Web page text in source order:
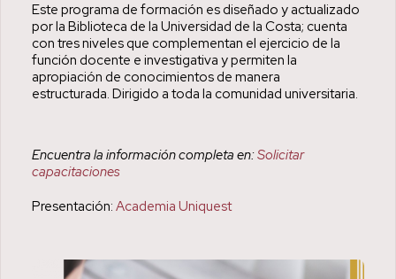
Este programa de formación es diseñado y actualizado
por la Biblioteca de la Universidad de la Costa; cuenta
con tres niveles que complementan el ejercicio de la
función docente e investigativa y permiten la
apropiación de conocimientos de manera
estructurada. Dirigido a toda la comunidad universitaria.
Encuentra la información completa en:Solicitar
capacitaciones
Presentación: Academia Uniquest